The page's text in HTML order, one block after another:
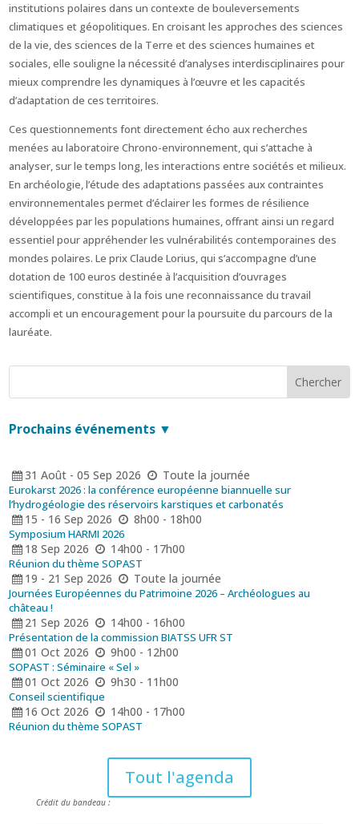
institutions polaires dans un contexte de bouleversements
climatiques et géopolitiques. En croisant les approches des sciences
de la vie, des sciences de la Terre et des sciences humaines et
sociales, elle souligne la nécessité d’analyses interdisciplinaires pour
mieux comprendre les dynamiques à l’œuvre et les capacités
d’adaptation de ces territoires.
Ces questionnements font directement écho aux recherches
menées au laboratoire Chrono-environnement, qui s’attache à
analyser, sur le temps long, les interactions entre sociétés et milieux.
En archéologie, l’étude des adaptations passées aux contraintes
environnementales permet d’éclairer les formes de résilience
développées par les populations humaines, offrant ainsi un regard
essentiel pour appréhender les vulnérabilités contemporaines des
mondes polaires. Le prix Claude Lorius, qui s’accompagne d’une
dotation de 100 euros destinée à l’acquisition d’ouvrages
scientifiques, constitue à la fois une reconnaissance du travail
accompli et un encouragement pour la poursuite du parcours de la
lauréate.
Prochains événements ▼
31 Août - 05 Sep 2026 Toute la journée
Eurokarst 2026 : la conférence européenne biannuelle sur
l’hydrogéologie des réservoirs karstiques et carbonatés
15 - 16 Sep 2026 8h00 - 18h00
Symposium HARMI 2026
18 Sep 2026 14h00 - 17h00
Réunion du thème SOPAST
19 - 21 Sep 2026 Toute la journée
Journées Européennes du Patrimoine 2026 – Archéologues au
château !
21 Sep 2026 14h00 - 16h00
Présentation de la commission BIATSS UFR ST
01 Oct 2026 9h00 - 12h00
SOPAST : Séminaire « Sel »
01 Oct 2026 9h30 - 11h00
Conseil scientifique
16 Oct 2026 14h00 - 17h00
Réunion du thème SOPAST
Tout l'agenda
Crédit du bandeau :